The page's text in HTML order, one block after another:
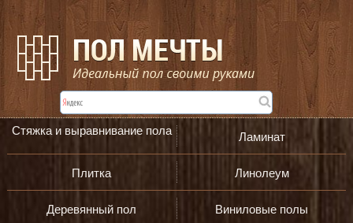
Стяжка и выравнивание пола Ламинат
Плитка Линолеум
Деревянный пол Виниловые полы